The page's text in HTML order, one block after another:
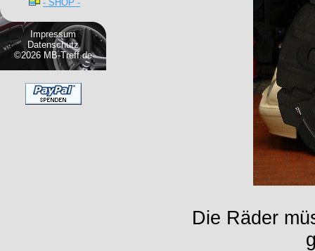
- SHOP -
Impressum
Datenschutz
©2026 MB-Treff.de
Die Räder